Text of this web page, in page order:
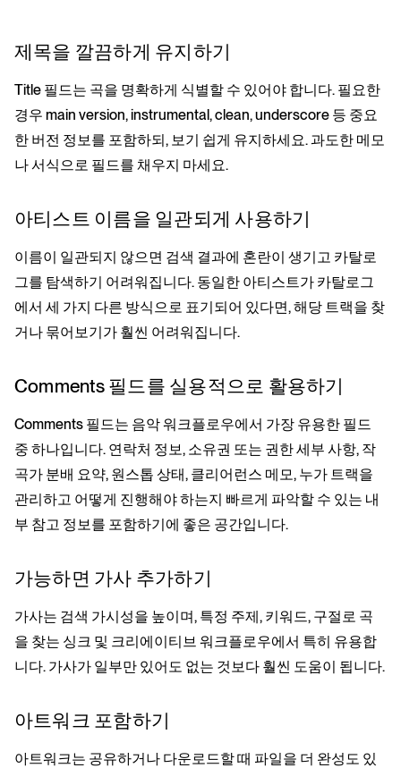
제목을 깔끔하게 유지하기
Title 필드는 곡을 명확하게 식별할 수 있어야 합니다. 필요한
경우 main version, instrumental, clean, underscore 등 중요
한 버전 정보를 포함하되, 보기 쉽게 유지하세요. 과도한 메모
나 서식으로 필드를 채우지 마세요.
아티스트 이름을 일관되게 사용하기
이름이 일관되지 않으면 검색 결과에 혼란이 생기고 카탈로
그를 탐색하기 어려워집니다. 동일한 아티스트가 카탈로그
에서 세 가지 다른 방식으로 표기되어 있다면, 해당 트랙을 찾
거나 묶어보기가 훨씬 어려워집니다.
Comments 필드를 실용적으로 활용하기
Comments 필드는 음악 워크플로우에서 가장 유용한 필드
중 하나입니다. 연락처 정보, 소유권 또는 권한 세부 사항, 작
곡가 분배 요약, 원스톱 상태, 클리어런스 메모, 누가 트랙을
관리하고 어떻게 진행해야 하는지 빠르게 파악할 수 있는 내
부 참고 정보를 포함하기에 좋은 공간입니다.
가능하면 가사 추가하기
가사는 검색 가시성을 높이며, 특정 주제, 키워드, 구절로 곡
을 찾는 싱크 및 크리에이티브 워크플로우에서 특히 유용합
니다. 가사가 일부만 있어도 없는 것보다 훨씬 도움이 됩니다.
아트워크 포함하기
아트워크는 공유하거나 다운로드할 때 파일을 더 완성도 있